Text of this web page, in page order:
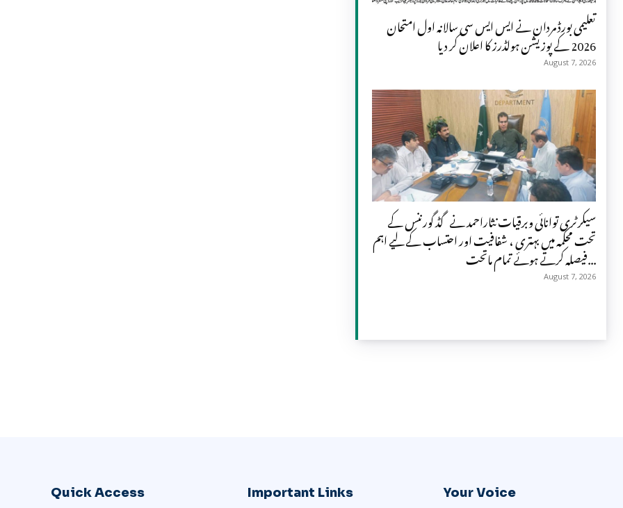
تعلیمی بورڈ مردان نے ایس ایس سی سالانہ اول امتحان
2026 کے پوزیشن ہولڈرز کا اعلان کر دیا
August 7, 2026
سیکرٹری توانائی وبرقیات نثاراحمد نے گڈ گورننس کے
تحت محکمہ میں بہتری ، شفافیت اور احتساب کے لیے اہم
فیصلہ کرتے ہوئے تمام ماتحت...
August 7, 2026
Quick Access Important Links Your Voice